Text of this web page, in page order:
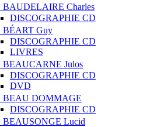
BAUDELAIRE Charles
DISCOGRAPHIE CD
BÉART Guy
DISCOGRAPHIE CD
LIVRES
BEAUCARNE Julos
DISCOGRAPHIE CD
DVD
BEAU DOMMAGE
DISCOGRAPHIE CD
BEAUSONGE Lucid